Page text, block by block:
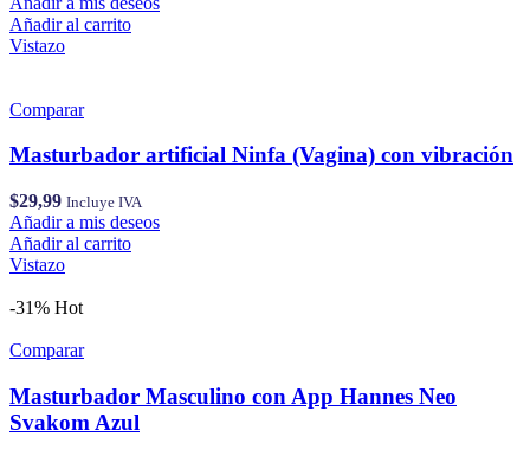
Añadir al carrito
Vistazo
Comparar
Masturbador artificial Ninfa (Vagina) con vibración
$29,99 Incluye IVA
Añadir a mis deseos
Añadir al carrito
Vistazo
-31% Hot
Comparar
Masturbador Masculino con App Hannes Neo
Svakom Azul